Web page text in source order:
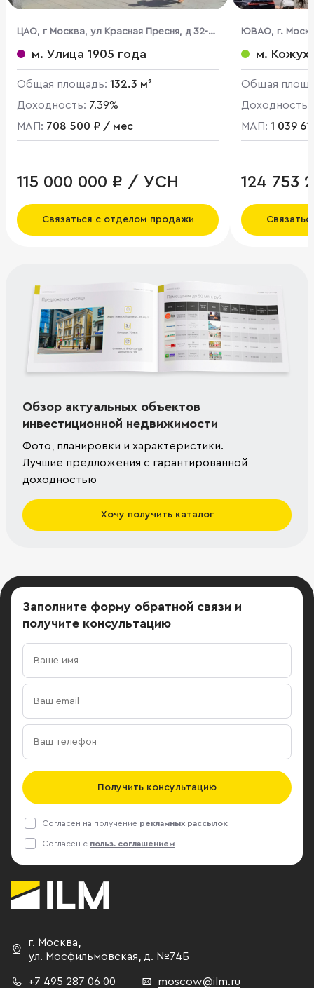
ЦАО, г Москва, ул Красная Пресня, д 32-
34
м. Улица 1905 года
Общая площадь: 132.3 м²
Доходность: 7.39%
МАП: 708 500 ₽ / мес
115 000 000 ₽ / УСН
Связаться с отделом продажи
ЮВАО, г.
м.
Общая
Доходность:
МАП: 1 039
124 753
Обзор актуальных объектов
инвестиционной недвижимости
Фото, планировки и характеристики.
Лучшие предложения с гарантированной
доходностью
Хочу получить каталог
Заполните форму обратной связи и
получите консультацию
Получить консультацию
Согласен на получение рекламных рассылок
Согласен с польз. соглашением
г. Москва,
ул. Мосфильмовская, д. №74Б
+7 495 287 06 00 moscow@ilm.ru